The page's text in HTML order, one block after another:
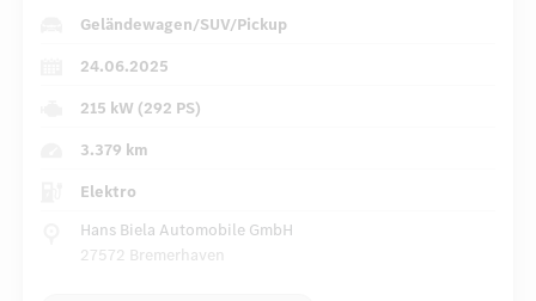
Geländewagen/SUV/Pickup
24.06.2025
215 kW (292 PS)
3.379 km
Elektro
Hans Biela Automobile GmbH
27572 Bremerhaven